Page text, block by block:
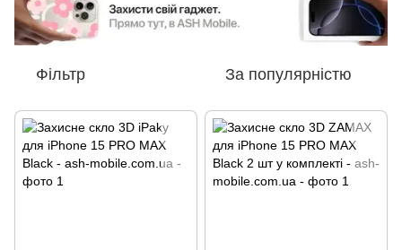
Фільтр За популярністю